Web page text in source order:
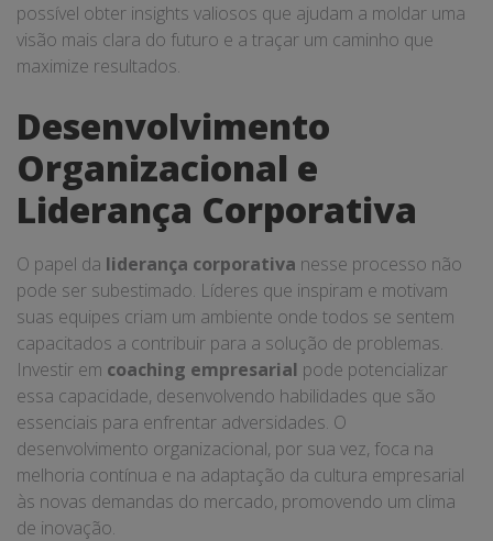
possível obter insights valiosos que ajudam a moldar uma
visão mais clara do futuro e a traçar um caminho que
maximize resultados.
Desenvolvimento
Organizacional e
Liderança Corporativa
O papel da liderança corporativa nesse processo não
pode ser subestimado. Líderes que inspiram e motivam
suas equipes criam um ambiente onde todos se sentem
capacitados a contribuir para a solução de problemas.
Investir em coaching empresarial pode potencializar
essa capacidade, desenvolvendo habilidades que são
essenciais para enfrentar adversidades. O
desenvolvimento organizacional, por sua vez, foca na
melhoria contínua e na adaptação da cultura empresarial
às novas demandas do mercado, promovendo um clima
de inovação.